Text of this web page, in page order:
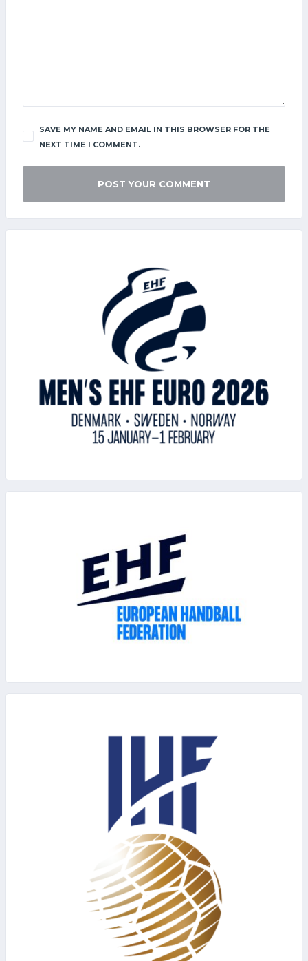
SAVE MY NAME AND EMAIL IN THIS BROWSER FOR THE
NEXT TIME I COMMENT.